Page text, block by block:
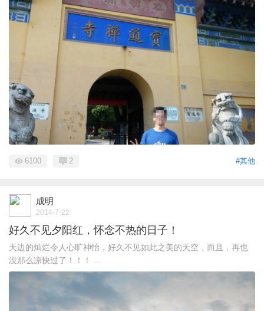
#其他
6100 2
成明
2014-7-22
好久不见夕阳红，怀念不热的日子！
天边的灿烂令人心旷神怡，好久不见如此之美的天空，而且，再也
没那么凉快过了！！！ ...